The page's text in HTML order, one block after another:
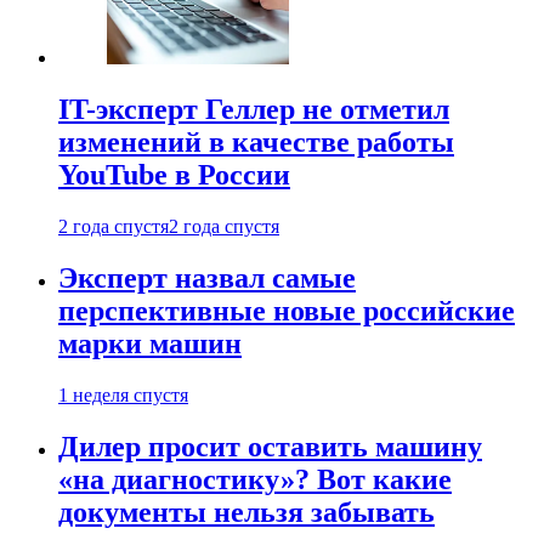
IT-эксперт Геллер не отметил
изменений в качестве работы
YouTube в России
2 года спустя2 года спустя
Эксперт назвал самые
перспективные новые российские
марки машин
1 неделя спустя
Дилер просит оставить машину
«на диагностику»? Вот какие
документы нельзя забывать